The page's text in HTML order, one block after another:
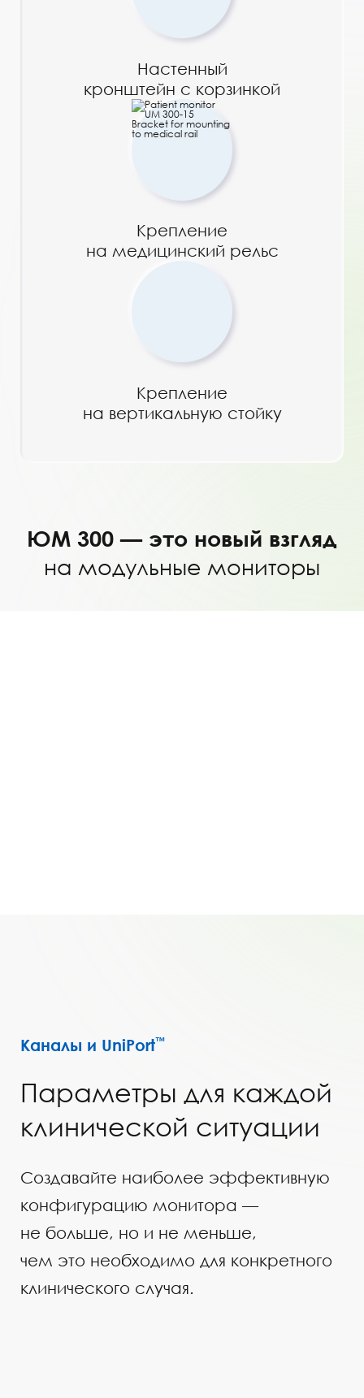
Настенный
кронштейн с корзинкой
Крепление
на медицинский рельс
Крепление
на вертикальную стойку
ЮМ 300 — это новый взгляд
на модульные мониторы
Каналы и UniPort™
Параметры для каждой
клинической ситуации
Создавайте наиболее эффективную
конфигурацию монитора —
не больше, но и не меньше,
чем это необходимо для конкретного
клинического случая.